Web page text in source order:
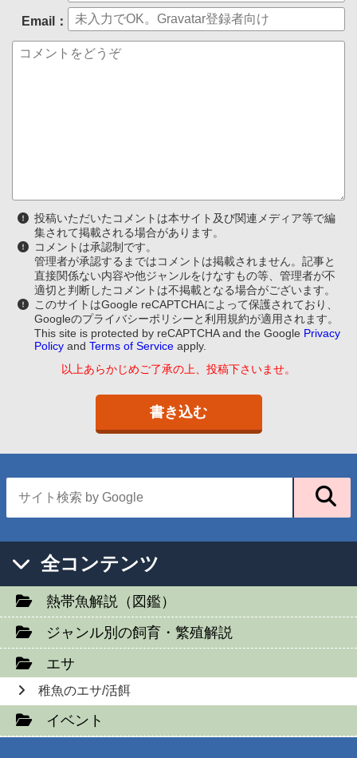
Email：
投稿いただいたコメントは本サイト及び関連メディア等で編
集されて掲載される場合があります。
コメントは承認制です。
管理者が承認するまではコメントは掲載されません。記事と
直接関係ない内容や他ジャンルをけなすもの等、管理者が不
適切と判断したコメントは不掲載となる場合がございます。
このサイトはGoogle reCAPTCHAによって保護されており、
Googleのプライバシーポリシーと利用規約が適用されます。
This site is protected by reCAPTCHA and the Google Privacy
Policy and Terms of Service apply.
以上あらかじめご了承の上、投稿下さいませ。
全コンテンツ
熱帯魚解説（図鑑）
ジャンル別の飼育・繁殖解説
エサ
稚魚のエサ/活餌
イベント